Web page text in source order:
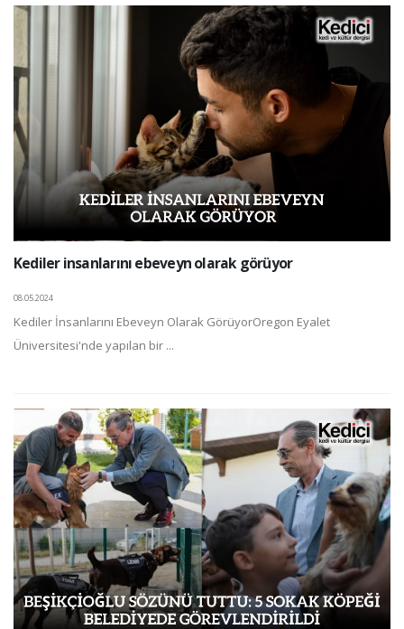
Kediler insanlarını ebeveyn olarak görüyor
08.05.2024
Kediler İnsanlarını Ebeveyn Olarak GörüyorOregon Eyalet
Üniversitesi'nde yapılan bir ...